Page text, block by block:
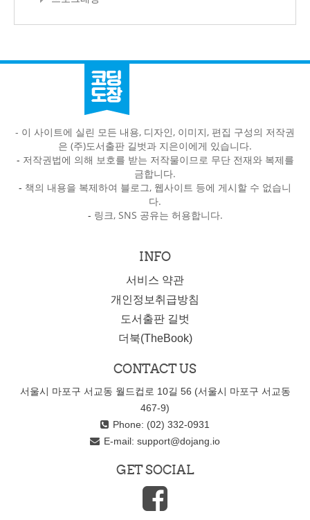
- 이 사이트에 실린 모든 내용, 디자인, 이미지, 편집 구성의 저작권
은 (주)도서출판 길벗과 지은이에게 있습니다.
- 저작권법에 의해 보호를 받는 저작물이므로 무단 전재와 복제를
금합니다.
- 책의 내용을 복제하여 블로그, 웹사이트 등에 게시할 수 없습니
다.
- 링크, SNS 공유는 허용합니다.
INFO
서비스 약관
개인정보취급방침
도서출판 길벗
더북(TheBook)
CONTACT US
서울시 마포구 서교동 월드컵로 10길 56 (서울시 마포구 서교동
467-9)
Phone: (02) 332-0931
E-mail: support@dojang.io
GET SOCIAL